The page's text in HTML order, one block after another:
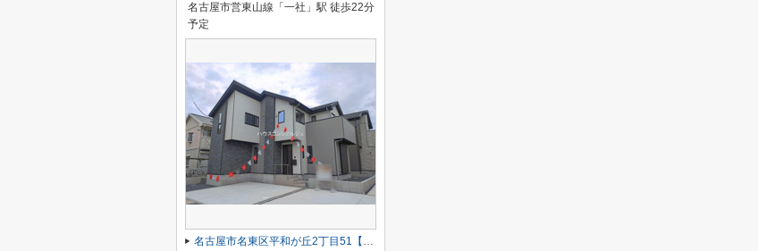
名古屋市営東山線「一社」駅 徒歩22分
予定
名古屋市名東区平和が丘2丁目51【仲介手数料無料】新築一戸建て 1号棟